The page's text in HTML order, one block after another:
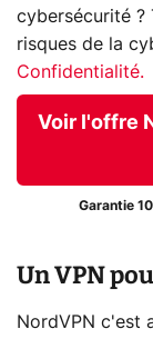
cybersécurité ?
risques de la
Confidentialité.
Voir l'offre
Garantie
Un VPN
NordVPN c'est